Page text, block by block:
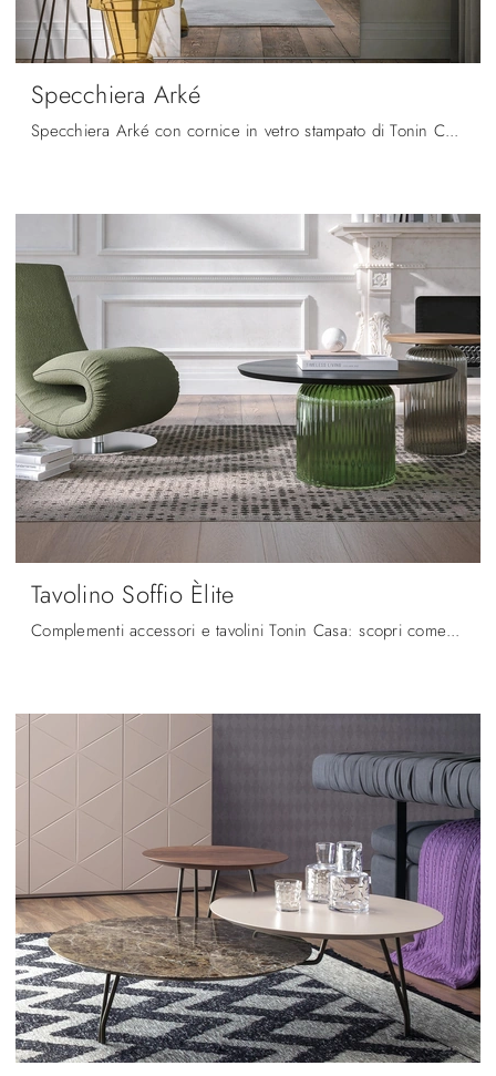
Specchiera Arké
Specchiera Arké con cornice in vetro stampato di Tonin Casa: clicca e scopri di più sui Complementi e specchi moderni in vetro del noto e rinomato ...
Tavolino Soffio Èlite
Complementi accessori e tavolini Tonin Casa: scopri come completare i tuoi locali moderni con il modello Tavolino Soffio Èlite .